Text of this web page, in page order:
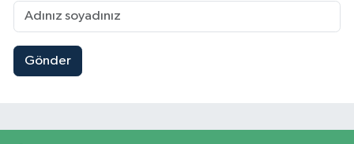
Gönder